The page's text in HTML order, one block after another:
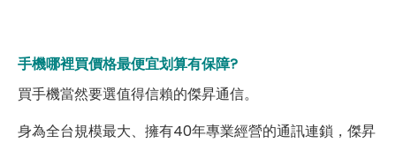
手機哪裡買價格最便宜划算有保障?
買手機當然要選值得信賴的傑昇通信。
身為全台規模最大、擁有40年專業經營的通訊連鎖，傑昇